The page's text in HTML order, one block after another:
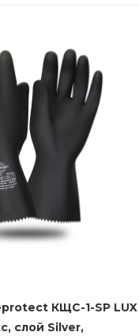
КЩС-1-SP LUX
слой Silver,